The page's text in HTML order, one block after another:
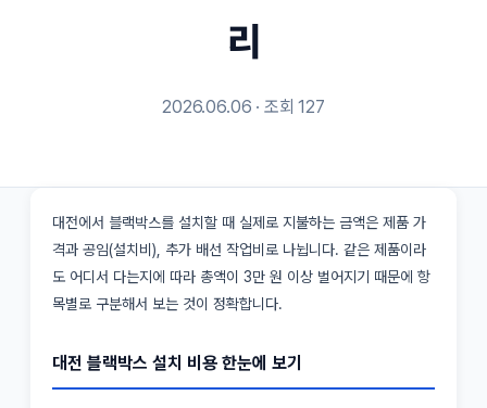
리
2026.06.06 · 조회 127
대전에서 블랙박스를 설치할 때 실제로 지불하는 금액은 제품 가
격과 공임(설치비), 추가 배선 작업비로 나뉩니다. 같은 제품이라
도 어디서 다는지에 따라 총액이 3만 원 이상 벌어지기 때문에 항
목별로 구분해서 보는 것이 정확합니다.
대전 블랙박스 설치 비용 한눈에 보기